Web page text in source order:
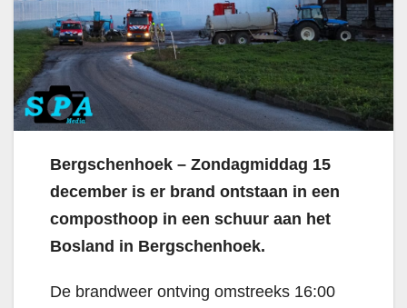
Bergschenhoek – Zondagmiddag 15
december is er brand ontstaan in een
composthoop in een schuur aan het
Bosland in Bergschenhoek.
De brandweer ontving omstreeks 16:00